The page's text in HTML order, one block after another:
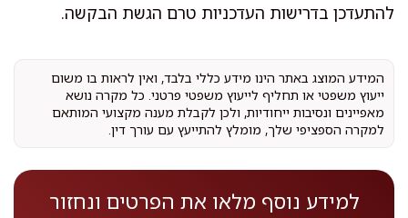
להתעדכן בדרישות העדכניות טרם הגשת הבקשה.
המידע המוצג באתר הינו מידע כללי בלבד, ואין לראות בו משום
ייעוץ משפטי או תחליף לייעוץ משפטי פרטני. כל מקרה נושא
מאפיינים ונסיבות ייחודיות, ולכן לקבלת מענה מקצועי המותאם
למקרה הספציפי שלך, מומלץ להתייעץ עם עורך דין.
למידע נוסף מלאו את הפרטים ונחזור